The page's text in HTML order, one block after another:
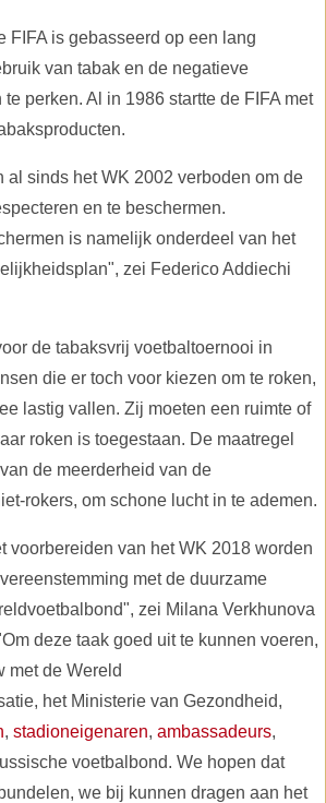
FIFA is gebasseerd op een lang
van tabak en de negatieve
perken. Al in 1986 startte de FIFA met
al sinds het WK 2002 verboden om de
en te beschermen.
is namelijk onderdeel van het
zei Federico Addiechi
de tabaksvrij voetbaltoernooi in
die er toch voor kiezen om te roken,
lastig vallen. Zij moeten een ruimte of
roken is toegestaan. De maatregel
de meerderheid van de
rokers, om schone lucht in te ademen.
voorbereiden van het WK 2018 worden
met de duurzame
zei Milana Verkhunova
deze taak goed uit te kunnen voeren,
met de Wereld
het Ministerie van Gezondheid,
, stadioneigenaren, ambassadeurs,
voetbalbond. We hopen dat
we bij kunnen dragen aan het